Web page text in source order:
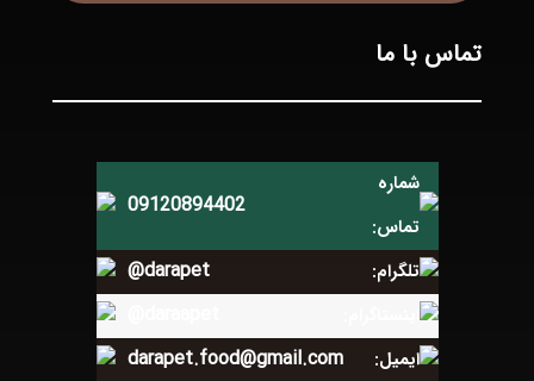
تماس با ما
شماره
تماس:
09120894402
تلگرام: @darapet
ایمیل: darapet.food@gmail.com